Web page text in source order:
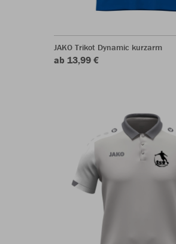
JAKO Trikot Dynamic kurzarm
ab 13,99 €